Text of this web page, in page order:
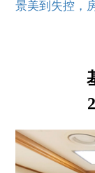
景美到失控，